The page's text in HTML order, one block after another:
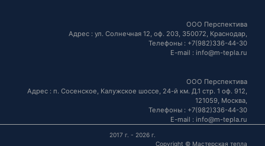
ООО Перспектива
Адрес : ул. Солнечная 12, оф. 203, 350072, Краснодар
Телефоны : +7(982)336-44-30
E-mail : info@m-tepla.ru
ООО Перспектива
Адрес : п. Сосенское, Калужское шоссе, 24-й км. Д.1 стр. 1 оф. 912,
121059, Москва
Телефоны : +7(982)336-44-30
E-mail : info@m-tepla.ru
2017 г. - 2026 г.
Copyright © Мастерская тепла